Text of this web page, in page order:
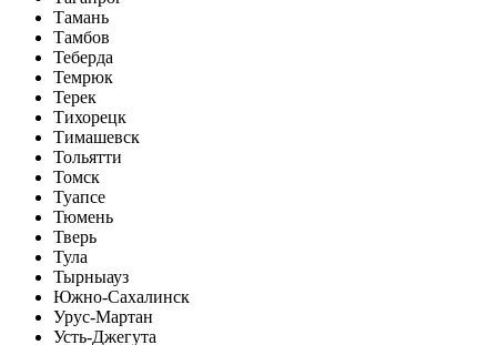
Тамань
Тамбов
Теберда
Темрюк
Терек
Тихорецк
Тимашевск
Тольятти
Томск
Туапсе
Тюмень
Тверь
Тула
Тырныауз
Южно-Сахалинск
Урус-Мартан
Усть-Джегута